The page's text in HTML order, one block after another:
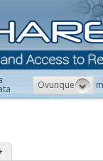
Ovunque